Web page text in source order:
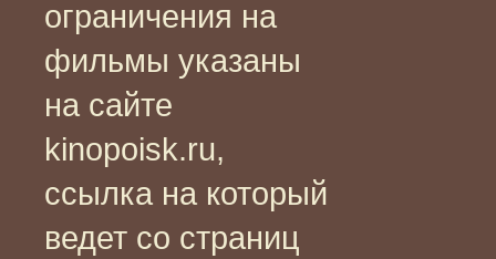
ограничения на
фильмы указаны
на сайте
kinopoisk.ru,
ссылка на который
ведет со страниц